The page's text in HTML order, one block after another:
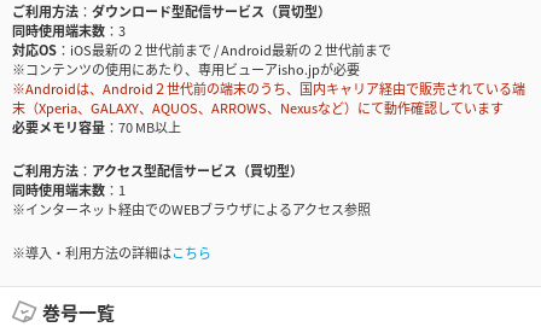
ご利用方法
ダウンロード型配信サービス（買切型）
同時使用端末数
3
対応OS
iOS最新の２世代前まで / Android最新の２世代前まで
※コンテンツの使用にあたり、専用ビューアisho.jpが必要
※Androidは、Android２世代前の端末のうち、国内キャリア経由で販売されている端
末（Xperia、GALAXY、AQUOS、ARROWS、Nexusなど）にて動作確認しています
必要メモリ容量
70 MB以上
ご利用方法
アクセス型配信サービス（買切型）
同時使用端末数
1
※インターネット経由でのWEBブラウザによるアクセス参照
※導入・利用方法の詳細はこちら
巻号一覧